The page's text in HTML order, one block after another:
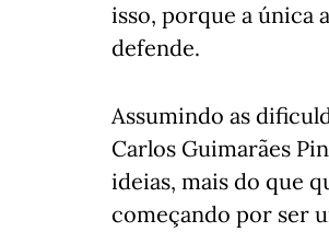
isso, porque a única
defende.
Assumindo as
Carlos Guimarães
ideias, mais do que
começando por ser